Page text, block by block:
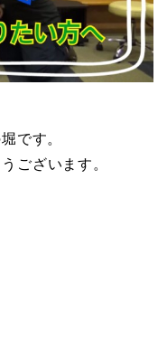
です。
ございます。